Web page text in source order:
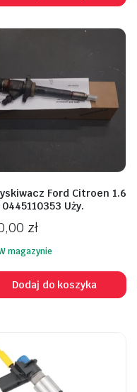
Ford Citroen 1.6
0445110353 Uży.
zł
magazynie
Dodaj do koszyka